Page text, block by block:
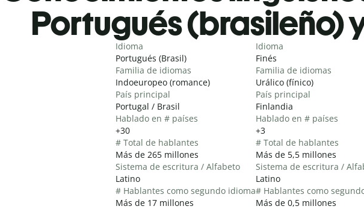
Portugués (brasileño)
Idioma
Portugués (Brasil)
Familia de idiomas
Indoeuropeo (romance)
País principal
Portugal / Brasil
Hablado en # países
+30
# Total de hablantes
Más de 265 millones
Sistema de escritura / Alfabeto
Latino
# Hablantes como segundo idioma
Más de 17 millones
Idioma
Finés
Familia de idiomas
Urálico (fínico)
País principal
Finlandia
Hablado en # países
+3
# Total de hablantes
Más de 5,5 millones
Sistema de escritura /
Latino
# Hablantes como
Más de 0,5 millones